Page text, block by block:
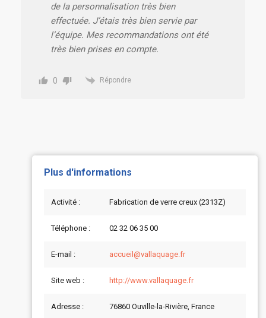
de la personnalisation très bien
effectuée. J’étais très bien servie par
l’équipe. Mes recommandations ont été
très bien prises en compte.
0 Répondre
Plus d'informations
Activité : Fabrication de verre creux (2313Z)
Téléphone : 02 32 06 35 00
E-mail : accueil@vallaquage.fr
Site web : http://www.vallaquage.fr
Adresse : 76860 Ouville-la-Rivière, France